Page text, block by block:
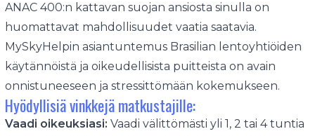
ANAC 400:n kattavan suojan ansiosta sinulla on
huomattavat mahdollisuudet vaatia saatavia.
MySkyHelpin asiantuntemus Brasilian lentoyhtiöiden
käytännöistä ja oikeudellisista puitteista on avain
onnistuneeseen ja stressittömään kokemukseen.
Hyödyllisiä vinkkejä matkustajille:
Vaadi oikeuksiasi: Vaadi välittömästi yli 1, 2 tai 4 tuntia